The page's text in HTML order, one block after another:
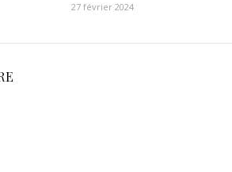
27 février 2024